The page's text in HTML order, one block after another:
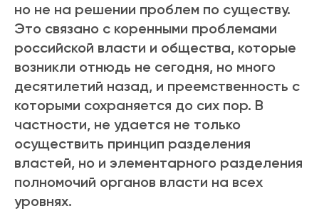
но не на решении проблем по существу.
Это связано с коренными проблемами
российской власти и общества, которые
возникли отнюдь не сегодня, но много
десятилетий назад, и преемственность с
которыми сохраняется до сих пор. В
частности, не удается не только
осуществить принцип разделения
властей, но и элементарного разделения
полномочий органов власти на всех
уровнях.